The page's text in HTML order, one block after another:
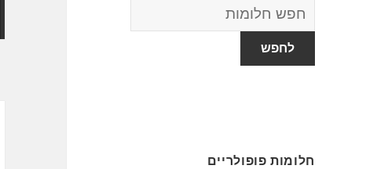
מילון
החלומות
חלומות פופולריים